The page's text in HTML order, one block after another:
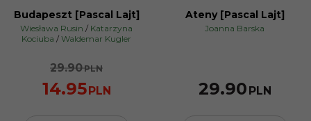
PROMOCJA
Budapeszt [Pascal Lajt]
Wiesława Rusin / Katarzyna
Kociuba / Waldemar Kugler
29.90PLN
14.95PLN
Ateny [Pascal Lajt]
Joanna Barska
29.90 PLN